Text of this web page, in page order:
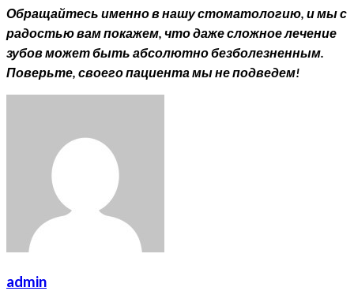
Обращайтесь именно в нашу стоматологию, и мы с
радостью вам покажем, что даже сложное лечение
зубов может быть абсолютно безболезненным.
Поверьте, своего пациента мы не подведем!
admin